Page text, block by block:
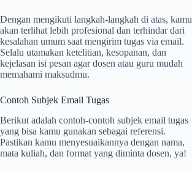
Dengan mengikuti langkah-langkah di atas, kamu
akan terlihat lebih profesional dan terhindar dari
kesalahan umum saat mengirim tugas via email.
Selalu utamakan ketelitian, kesopanan, dan
kejelasan isi pesan agar dosen atau guru mudah
memahami maksudmu.
Contoh Subjek Email Tugas
Berikut adalah contoh-contoh subjek email tugas
yang bisa kamu gunakan sebagai referensi.
Pastikan kamu menyesuaikannya dengan nama,
mata kuliah, dan format yang diminta dosen, ya!